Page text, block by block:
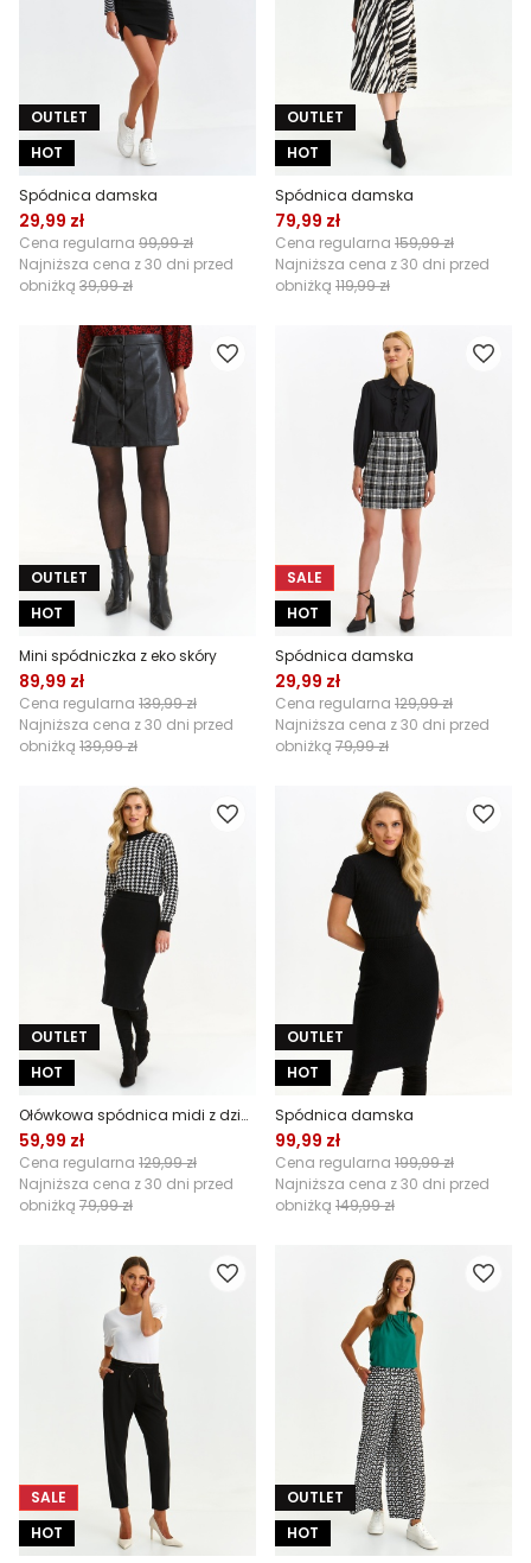
OUTLET
HOT
Spódnica damska
29,99 zł
Cena regularna 99,99 zł
Najniższa cena z 30 dni przed
obniżką 39,99 zł
OUTLET
HOT
Spódnica damska
79,99 zł
Cena regularna 159,99 zł
Najniższa cena z 30 dni przed
obniżką 119,99 zł
OUTLET
HOT
Mini spódniczka z eko skóry
89,99 zł
Cena regularna 139,99 zł
Najniższa cena z 30 dni przed
obniżką 139,99 zł
SALE
HOT
Spódnica damska
29,99 zł
Cena regularna 129,99 zł
Najniższa cena z 30 dni przed
obniżką 79,99 zł
OUTLET
HOT
Ołówkowa spódnica midi z dzianiny swetrowej
59,99 zł
Cena regularna 129,99 zł
Najniższa cena z 30 dni przed
obniżką 79,99 zł
OUTLET
HOT
Spódnica damska
99,99 zł
Cena regularna 199,99 zł
Najniższa cena z 30 dni przed
obniżką 149,99 zł
SALE
HOT
OUTLET
HOT